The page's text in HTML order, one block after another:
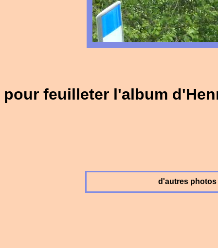
pour feuilleter l'album
d'autres photos